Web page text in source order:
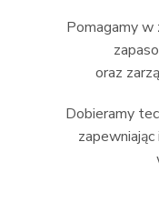
Pomagamy
oraz
Dobieramy